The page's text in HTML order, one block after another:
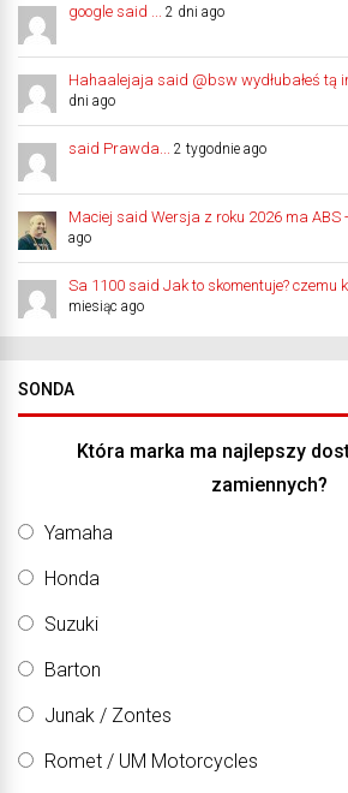
google said ... 2 dni ago
Hahaalejaja said @bsw wydłubałeś tą
dni ago
said Prawda... 2 tygodnie ago
Maciej said Wersja z roku 2026 ma ABS -
ago
Sa 1100 said Jak to skomentuje? czemu
miesiąc ago
SONDA
Która marka ma najlepszy
zamiennych?
Yamaha
Honda
Suzuki
Barton
Junak / Zontes
Romet / UM Motorcycles